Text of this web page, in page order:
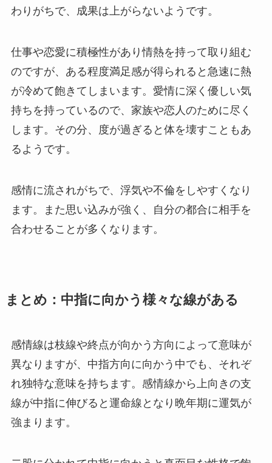
わりがちで、成果は上がらないようです。
仕事や恋愛に積極性があり情熱を持って取り組む
のですが、ある程度満足感が得られると急速に熱
が冷めて飽きてしまいます。愛情に深く優しい気
持ちを持っているので、家族や恋人のために尽く
します。その分、度が過ぎると体を壊すこともあ
るようです。
感情に流されがちで、浮気や不倫をしやすくなり
ます。また思い込みが強く、自分の都合に相手を
合わせることが多くなります。
まとめ：中指に向かう様々な線がある
感情線は枝線や終点が向かう方向によって意味が
異なりますが、中指方向に向かう中でも、それぞ
れ独特な意味を持ちます。感情線から上向きの支
線が中指に伸びると運命線となり晩年期に運気が
強まります。